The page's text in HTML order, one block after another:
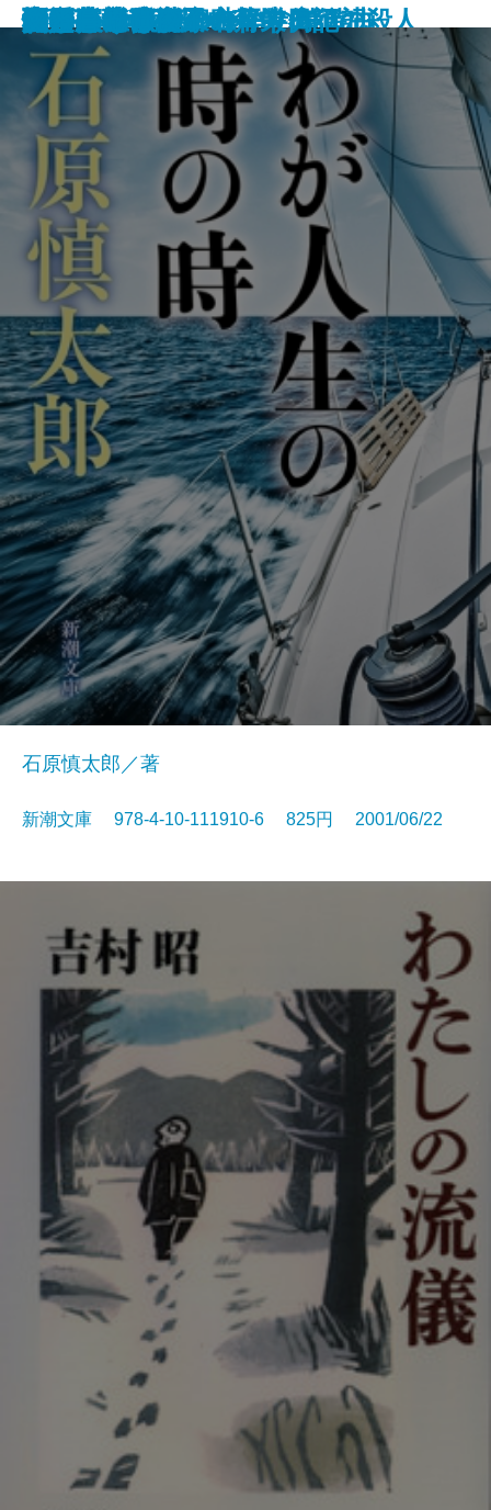
聖母の鏡
幸福の船
女刑事音道貴子 花散る頃の殺人
アメリカ彦蔵
西の魔女が死んだ
食う寝る坐る 永平寺修行記
優しいサヨクのための嬉遊曲
憧れのまほうつかい
双頭の鷲〔上〕
双頭の鷲〔下〕
わが人生の時の時
石原慎太郎／著
新潮文庫 978-4-10-111910-6 825円 2001/06/22
わたしの流儀
夫婦茶碗
椰子・椰子
ゴールドラッシュ
蜜月
私という小説家の作り方
決定版 私の田中角栄日記
六番目の小夜子
父と暮せば